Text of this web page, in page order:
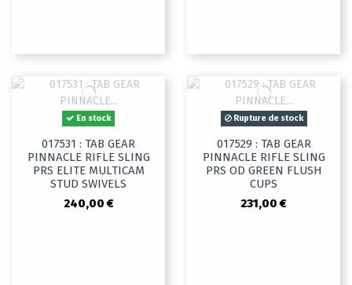
En stock
017531 : TAB GEAR
PINNACLE RIFLE SLING
PRS ELITE MULTICAM
STUD SWIVELS
240,00 €
Rupture de stock
017529 : TAB GEAR
PINNACLE RIFLE SLING
PRS OD GREEN FLUSH
CUPS
231,00 €